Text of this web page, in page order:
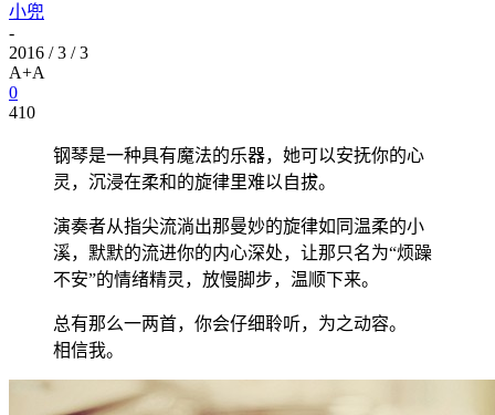
小兜
-
2016 / 3 / 3
A+A
0
410
钢琴是一种具有魔法的乐器，她可以安抚你的心
灵，沉浸在柔和的旋律里难以自拔。
演奏者从指尖流淌出那曼妙的旋律如同温柔的小
溪，默默的流进你的内心深处，让那只名为“烦躁
不安”的情绪精灵，放慢脚步，温顺下来。
总有那么一两首，你会仔细聆听，为之动容。
相信我。